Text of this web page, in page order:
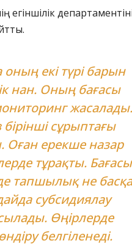
егіншілік
екі түрі барын
нан. Оның бағасы
жасалады.
бірінші сұрыптағы
Оған ерекше назар
тұрақты. Бағасы
тапшылық не басқа
субсидиялау
Өңірлерде
белгіленеді.